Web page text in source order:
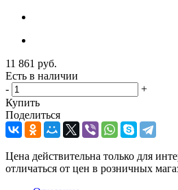
11 861 руб.
Есть в наличии
-
+
Купить
Поделиться
Цена действительна только для
отличаться от цен в розничных